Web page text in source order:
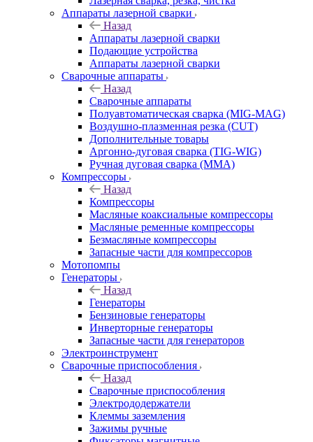
Аппараты лазерной сварки
Назад
Аппараты лазерной сварки
Подающие устройства
Аппараты лазерной сварки
Сварочные аппараты
Назад
Сварочные аппараты
Полуавтоматическая сварка (MIG-MAG)
Воздушно-плазменная резка (CUT)
Дополнительные товары
Аргонно-дуговая сварка (TIG-WIG)
Ручная дуговая сварка (MMA)
Компрессоры
Назад
Компрессоры
Масляные коаксиальные компрессоры
Масляные ременные компрессоры
Безмасляные компрессоры
Запасные части для компрессоров
Мотопомпы
Генераторы
Назад
Генераторы
Бензиновые генераторы
Инверторные генераторы
Запасные части для генераторов
Электроинструмент
Сварочные приспособления
Назад
Сварочные приспособления
Электрододержатели
Клеммы заземления
Зажимы ручные